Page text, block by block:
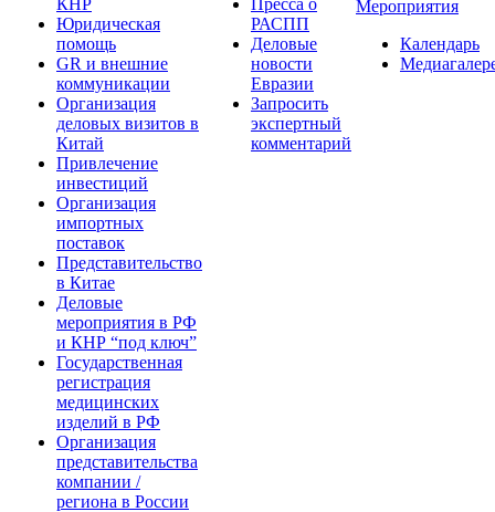
КНР
Юридическая
помощь
GR и внешние
коммуникации
Организация
деловых визитов в
Китай
Привлечение
инвестиций
Организация
импортных
поставок
Представительство
в Китае
Деловые
мероприятия в РФ
и КНР “под ключ”
Государственная
регистрация
медицинских
изделий в РФ
Организация
представительства
компании /
региона в России
Пресса о
РАСПП
Деловые
новости
Евразии
Запросить
экспертный
комментарий
Мероприятия
Календарь